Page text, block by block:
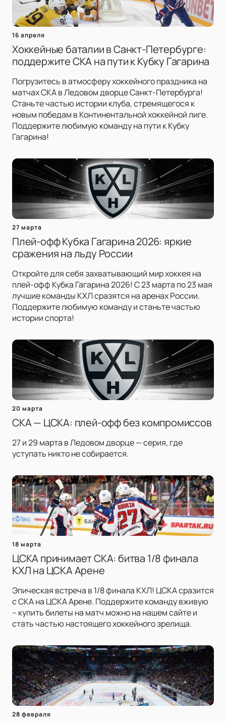
16 апреля
Хоккейные баталии в Санкт-Петербурге:
поддержите СКА на пути к Кубку Гагарина
Погрузитесь в атмосферу хоккейного праздника на
матчах СКА в Ледовом дворце Санкт-Петербурга!
Станьте частью истории клуба, стремящегося к
новым победам в Континентальной хоккейной лиге.
Поддержите любимую команду на пути к Кубку
Гагарина!
27 марта
Плей-офф Кубка Гагарина 2026: яркие
сражения на льду России
Откройте для себя захватывающий мир хоккея на
плей-офф Кубка Гагарина 2026! С 23 марта по 23 мая
лучшие команды КХЛ сразятся на аренах России.
Поддержите любимую команду и станьте частью
истории спорта!
20 марта
СКА — ЦСКА: плей-офф без компромиссов
27 и 29 марта в Ледовом дворце — серия, где
уступать никто не собирается.
18 марта
ЦСКА принимает СКА: битва 1/8 финала
КХЛ на ЦСКА Арене
Эпическая встреча в 1/8 финала КХЛ! ЦСКА сразится
с СКА на ЦСКА Арене. Поддержите команду вживую
– купить билеты на матч можно на нашем сайте и
стать частью настоящего хоккейного зрелища.
28 февраля